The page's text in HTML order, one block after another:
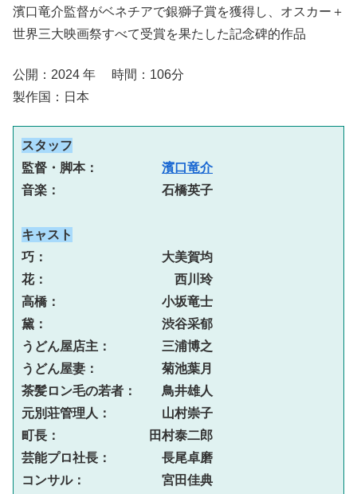
濱口竜介監督がベネチアで銀獅子賞を獲得し、オスカー＋
世界三大映画祭すべて受賞を果たした記念碑的作品
公開：2024 年 時間：106分
製作国：日本
スタッフ
監督・脚本： 濱口竜介
音楽：　　　　　　　　石橋英子
キャスト
巧：　　　　　　　　　大美賀均
花：　　　　　　　　　　西川玲
高橋：　　　　　　　　小坂竜士
黛：　　　　　　　　　渋谷采郁
うどん屋店主：　　　　三浦博之
うどん屋妻：　　　　　菊池葉月
茶髪ロン毛の若者：　　鳥井雄人
元別荘管理人：　　　　山村崇子
町長：　　　　　　　田村泰二郎
芸能プロ社長：　　　　長尾卓磨
コンサル：　　　　　　宮田佳典